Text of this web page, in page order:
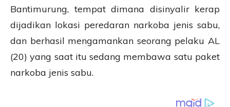
Bantimurung, tempat dimana disinyalir kerap
dijadikan lokasi peredaran narkoba jenis sabu,
dan berhasil mengamankan seorang pelaku AL
(20) yang saat itu sedang membawa satu paket
narkoba jenis sabu.